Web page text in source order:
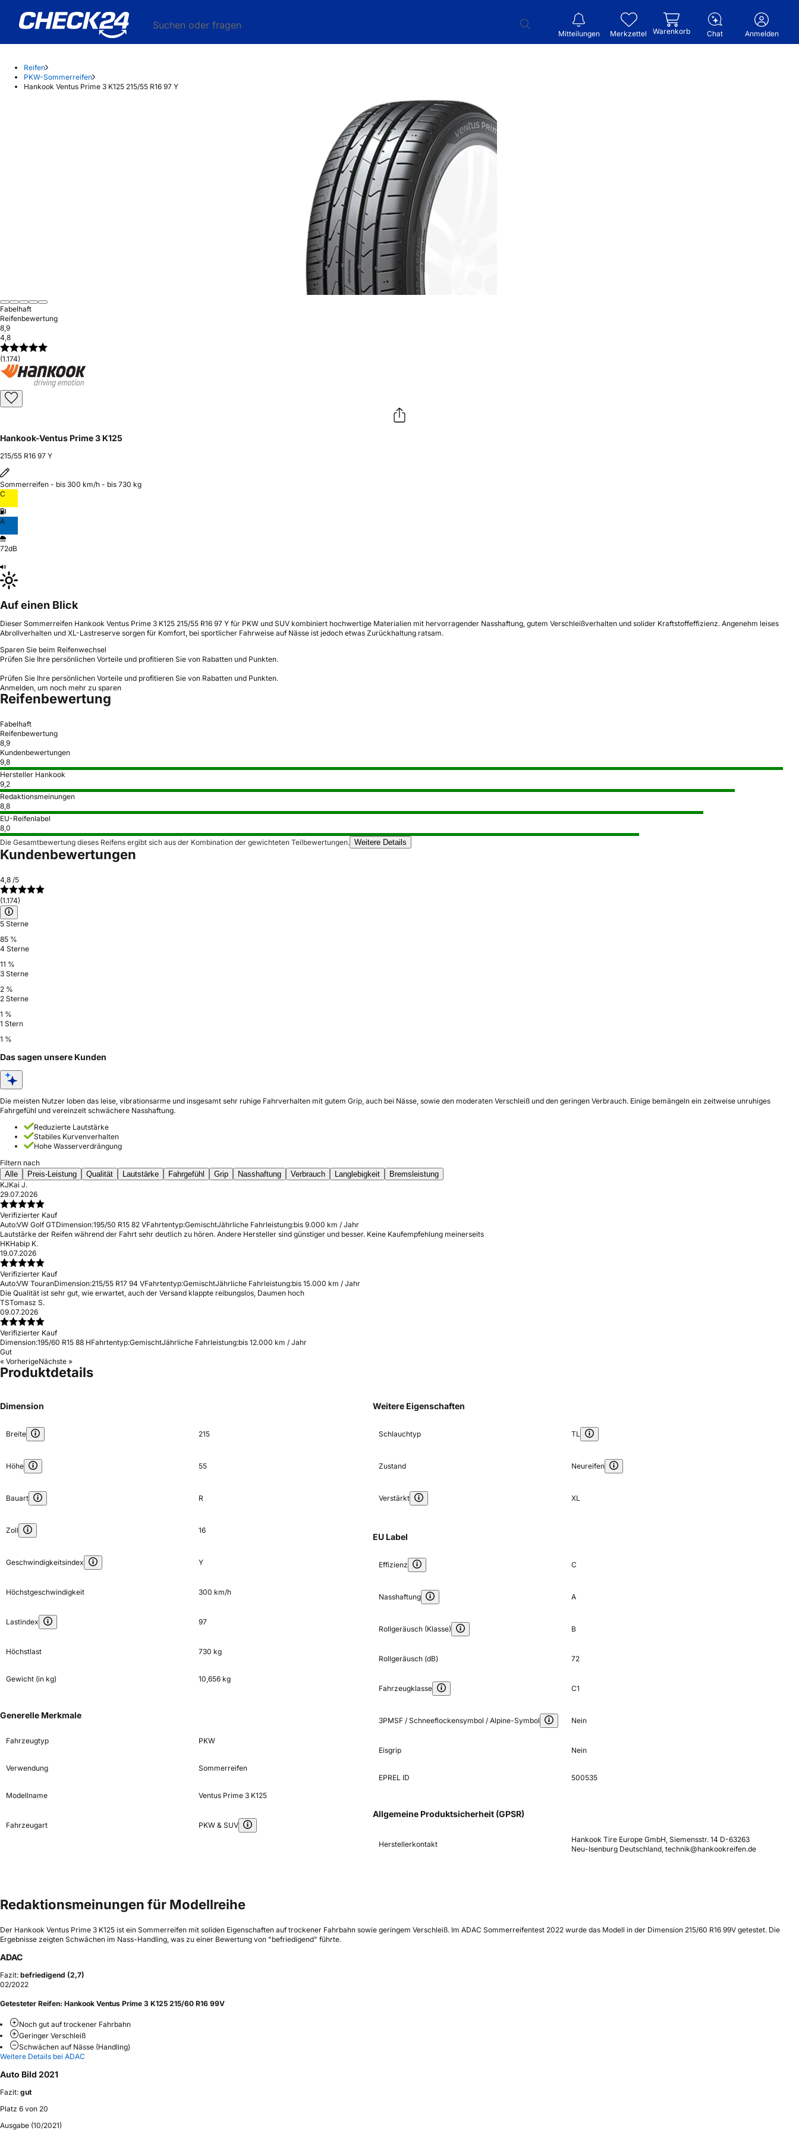
Suchen oder fragen
Mitteilungen Merkzettel Warenkorb Chat Anmelden
Reifen
PKW-Sommerreifen
Hankook Ventus Prime 3 K125 215/55 R16 97 Y
Fabelhaft
Reifenbewertung
8,9
4,8
(1.174)
Hankook-Ventus Prime 3 K125
215/55 R16 97 Y
Sommerreifen - bis 300 km/h - bis 730 kg
C
A
72dB
Auf einen Blick
Dieser Sommerreifen Hankook Ventus Prime 3 K125 215/55 R16 97 Y für PKW und SUV kombiniert hochwertige Materialien mit hervorragender Nasshaftung, gutem Verschleißverhalten und solider Kraftstoffeffizienz. Angenehm leises
Abrollverhalten und XL-Lastreserve sorgen für Komfort, bei sportlicher Fahrweise auf Nässe ist jedoch etwas Zurückhaltung ratsam.
Sparen Sie beim Reifenwechsel
Prüfen Sie Ihre persönlichen Vorteile und profitieren Sie von Rabatten und Punkten.
Prüfen Sie Ihre persönlichen Vorteile und profitieren Sie von Rabatten und Punkten.
Anmelden, um noch mehr zu sparen
Reifenbewertung
Fabelhaft
Reifenbewertung
8,9
Kundenbewertungen
9,8
Hersteller Hankook
9,2
Redaktionsmeinungen
8,8
EU-Reifenlabel
8,0
Die Gesamtbewertung dieses Reifens ergibt sich aus der Kombination der gewichteten Teilbewertungen. Weitere Details
Kundenbewertungen
4,8 /5
(1.174)
5 Sterne
85 %
4 Sterne
11 %
3 Sterne
2 %
2 Sterne
1 %
1 Stern
1 %
Das sagen unsere Kunden
Die meisten Nutzer loben das leise, vibrationsarme und insgesamt sehr ruhige Fahrverhalten mit gutem Grip, auch bei Nässe, sowie den moderaten Verschleiß und den geringen Verbrauch. Einige bemängeln ein zeitweise unruhiges
Fahrgefühl und vereinzelt schwächere Nasshaftung.
Reduzierte Lautstärke
Stabiles Kurvenverhalten
Hohe Wasserverdrängung
Filtern nach
Alle
Preis-Leistung Qualität Lautstärke Fahrgefühl Grip Nasshaftung Verbrauch Langlebigkeit
Bremsleistung
KJKai J.
29.07.2026
Verifizierter Kauf
Auto:VW Golf GTDimension:195/50 R15 82 VFahrtentyp:GemischtJährliche Fahrleistung:bis 9.000 km / Jahr
Lautstärke der Reifen während der Fahrt sehr deutlich zu hören. Andere Hersteller sind günstiger und besser. Keine Kaufempfehlung meinerseits
HKHabip K.
19.07.2026
Verifizierter Kauf
Auto:VW TouranDimension:215/55 R17 94 VFahrtentyp:GemischtJährliche Fahrleistung:bis 15.000 km / Jahr
Die Qualität ist sehr gut, wie erwartet, auch der Versand klappte reibungslos, Daumen hoch
TSTomasz S.
09.07.2026
Verifizierter Kauf
Dimension:195/60 R15 88 HFahrtentyp:GemischtJährliche Fahrleistung:bis 12.000 km / Jahr
Gut
« VorherigeNächste »
Produktdetails
Dimension
Breite 215
Höhe 55
Bauart R
Zoll 16
Geschwindigkeitsindex Y
Höchstgeschwindigkeit 300 km/h
Lastindex 97
Höchstlast 730 kg
Gewicht (in kg) 10,656 kg
Generelle Merkmale
Fahrzeugtyp PKW
Verwendung Sommerreifen
Modellname Ventus Prime 3 K125
Fahrzeugart PKW & SUV
Weitere Eigenschaften
Schlauchtyp TL
Zustand Neureifen
Verstärkt XL
EU Label
Effizienz C
Nasshaftung A
Rollgeräusch (Klasse) B
Rollgeräusch (dB) 72
Fahrzeugklasse C1
3PMSF / Schneeflockensymbol / Alpine-Symbol Nein
Eisgrip Nein
EPREL ID 500535
Allgemeine Produktsicherheit (GPSR)
Herstellerkontakt
Hankook Tire Europe GmbH, Siemensstr. 14 D-63263
Neu-Isenburg Deutschland, technik@hankookreifen.de
Redaktionsmeinungen für Modellreihe
Der Hankook Ventus Prime 3 K125 ist ein Sommerreifen mit soliden Eigenschaften auf trockener Fahrbahn sowie geringem Verschleiß. Im ADAC Sommerreifentest 2022 wurde das Modell in der Dimension 215/60 R16 99V getestet. Die
Ergebnisse zeigten Schwächen im Nass-Handling, was zu einer Bewertung von "befriedigend" führte.
ADAC
Fazit: befriedigend (2,7)
02/2022
Getesteter Reifen: Hankook Ventus Prime 3 K125 215/60 R16 99V
Noch gut auf trockener Fahrbahn
Geringer Verschleiß
Schwächen auf Nässe (Handling)
Weitere Details bei ADAC
Auto Bild 2021
Fazit: gut
Platz 6 von 20
Ausgabe (10/2021)